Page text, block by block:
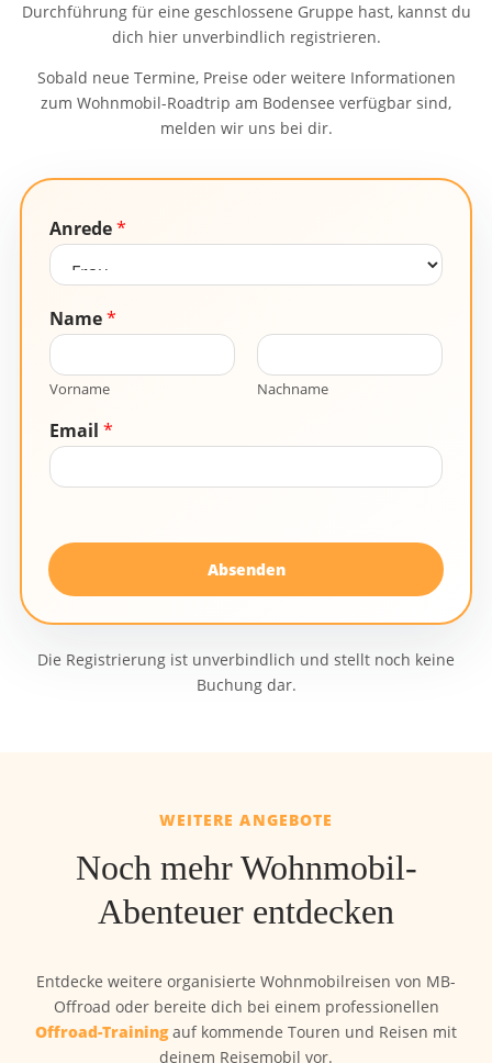
Durchführung für eine geschlossene Gruppe hast, kannst du
dich hier unverbindlich registrieren.
Sobald neue Termine, Preise oder weitere Informationen
zum Wohnmobil-Roadtrip am Bodensee verfügbar sind,
melden wir uns bei dir.
Anrede*
Name*
Vorname Nachname
Email *
Absenden
Die Registrierung ist unverbindlich und stellt noch keine
Buchung dar.
WEITERE ANGEBOTE
Noch mehr Wohnmobil-
Abenteuer entdecken
Entdecke weitere organisierte Wohnmobilreisen von MB-
Offroad oder bereite dich bei einem professionellen
Offroad-Trainingauf kommende Touren und Reisen mit
deinem Reisemobil vor.